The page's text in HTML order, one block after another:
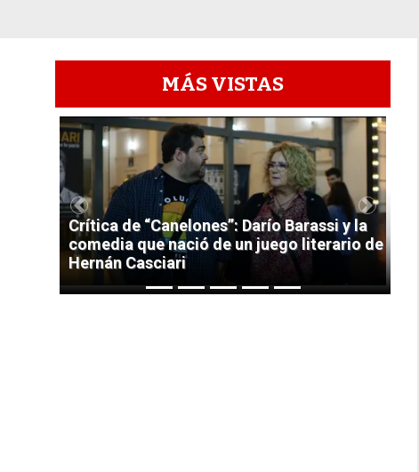
MÁS VISTAS
1
Crítica de “Canelones”: Darío Barassi y la
comedia que nació de un juego literario de
Hernán Casciari
Previous Next